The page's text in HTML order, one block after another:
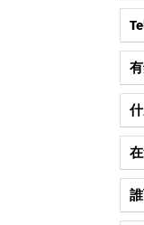
→
然
→
→
Tell
→
戶
→
官
遊